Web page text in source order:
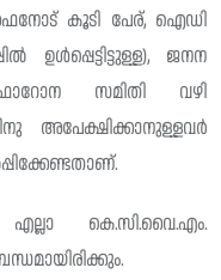
കൂടി പേര്, ഐഡി
ഉൾപ്പെട്ടിട്ടുള്ള), ജനന
സമിതി വഴി
അപേക്ഷിക്കാനുള്ളവർ
കെ.സി.വൈ.എം.